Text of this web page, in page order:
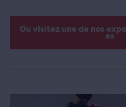
Ou visitez une de nos
es